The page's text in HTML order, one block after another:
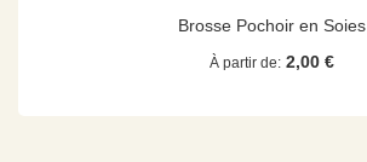
Brosse Pochoir en Soies
À partir de 2,00 €